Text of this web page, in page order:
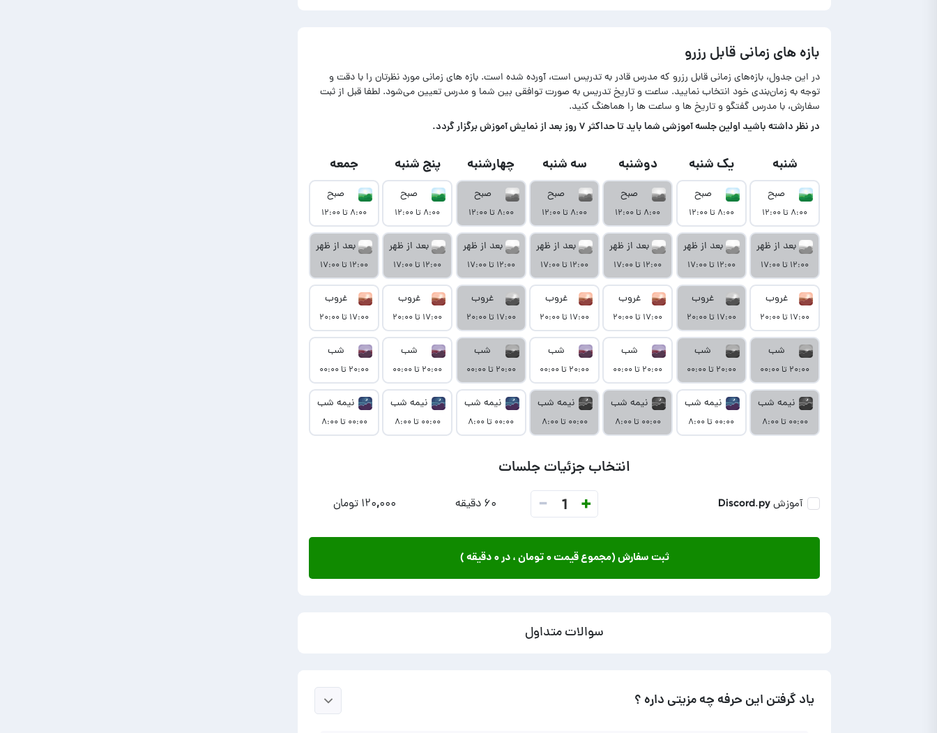
بازه های زمانی قابل رزرو
در این جدول، بازه‌های زمانی قابل رزرو که مدرس قادر به تدریس است، آورده شده است. بازه های زمانی مورد نظرتان را با دقت و
توجه به زمان‌بندی خود انتخاب نمایید. ساعت و تاریخ تدریس به صورت توافقی بین شما و مدرس تعیین می‌شود. لطفا قبل از ثبت
سفارش، با مدرس گفتگو و تاریخ ها و ساعت ها را هماهنگ کنید.
در‌ نظر داشته باشید اولین جلسه آموزشی شما باید تا حداکثر ۷ روز بعد از نمایش آموزش برگزار گردد.
شنبه
صبح
۸:۰۰ تا ۱۲:۰۰
بعد از ظهر
۱۲:۰۰ تا ۱۷:۰۰
غروب
۱۷:۰۰ تا ۲۰:۰۰
شب
۲۰:۰۰ تا ۰۰:۰۰
نیمه شب
۰۰:۰۰ تا ۸:۰۰
یک شنبه
صبح
۸:۰۰ تا ۱۲:۰۰
بعد از ظهر
۱۲:۰۰ تا ۱۷:۰۰
غروب
۱۷:۰۰ تا ۲۰:۰۰
شب
۲۰:۰۰ تا ۰۰:۰۰
نیمه شب
۰۰:۰۰ تا ۸:۰۰
دوشنبه
صبح
۸:۰۰ تا ۱۲:۰۰
بعد از ظهر
۱۲:۰۰ تا ۱۷:۰۰
غروب
۱۷:۰۰ تا ۲۰:۰۰
شب
۲۰:۰۰ تا ۰۰:۰۰
نیمه شب
۰۰:۰۰ تا ۸:۰۰
سه شنبه
صبح
۸:۰۰ تا ۱۲:۰۰
بعد از ظهر
۱۲:۰۰ تا ۱۷:۰۰
غروب
۱۷:۰۰ تا ۲۰:۰۰
شب
۲۰:۰۰ تا ۰۰:۰۰
نیمه شب
۰۰:۰۰ تا ۸:۰۰
چهارشنبه
صبح
۸:۰۰ تا ۱۲:۰۰
بعد از ظهر
۱۲:۰۰ تا ۱۷:۰۰
غروب
۱۷:۰۰ تا ۲۰:۰۰
شب
۲۰:۰۰ تا ۰۰:۰۰
نیمه شب
۰۰:۰۰ تا ۸:۰۰
پنج شنبه
صبح
۸:۰۰ تا ۱۲:۰۰
بعد از ظهر
۱۲:۰۰ تا ۱۷:۰۰
غروب
۱۷:۰۰ تا ۲۰:۰۰
شب
۲۰:۰۰ تا ۰۰:۰۰
نیمه شب
۰۰:۰۰ تا ۸:۰۰
جمعه
صبح
۸:۰۰ تا ۱۲:۰۰
بعد از ظهر
۱۲:۰۰ تا ۱۷:۰۰
غروب
۱۷:۰۰ تا ۲۰:۰۰
شب
۲۰:۰۰ تا ۰۰:۰۰
نیمه شب
۰۰:۰۰ تا ۸:۰۰
انتخاب جزئیات جلسات
آموزش Discord.py +
1
- ۶۰ دقیقه ۱۲۰,۰۰۰ تومان
ثبت سفارش (مجموع قیمت۰ تومان ، در۰ دقیقه )
سوالات متداول
یاد گرفتن این حرفه چه مزیتی داره ؟